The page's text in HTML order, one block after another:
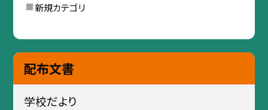
新規カテゴリ
配布文書
学校だより